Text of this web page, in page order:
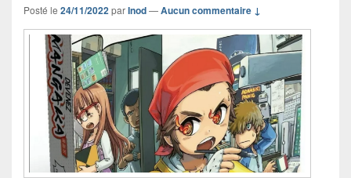
Posté le 24/11/2022parInod—Aucun commentaire ↓